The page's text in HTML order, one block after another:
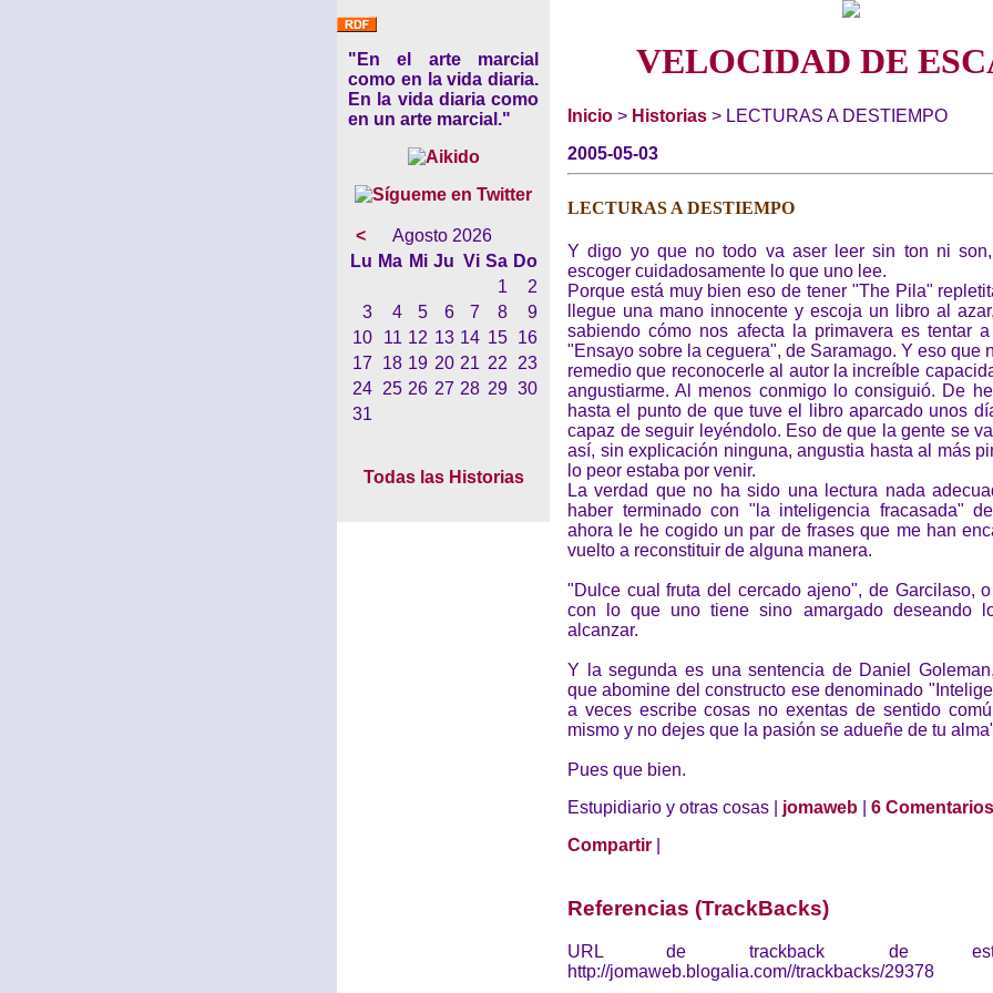
"En el arte marcial
como en la vida diaria.
En la vida diaria como
en un arte marcial."
<
Agosto 2026
Lu Ma Mi Ju Vi Sa Do
1
2
3
4 5 6 7 8
9
10
11 12 13 14 15
16
17
18 19 20 21 22
23
24
25 26 27 28 29 30
31
Todas las Historias
VELOCIDAD DE
Inicio > Historias > LECTURAS A DESTIEMPO
2005-05-03
LECTURAS A DESTIEMPO
Y digo yo que no todo va aser leer sin ton ni
escoger cuidadosamente lo que uno lee.
Porque está muy bien eso de tener "The Pila"
llegue una mano innocente y escoja un libro al
sabiendo cómo nos afecta la primavera es tentar
"Ensayo sobre la ceguera", de Saramago. Y eso que
remedio que reconocerle al autor la increíble
angustiarme. Al menos conmigo lo consiguió. De
hasta el punto de que tuve el libro aparcado unos
capaz de seguir leyéndolo. Eso de que la gente se
así, sin explicación ninguna, angustia hasta al más
lo peor estaba por venir.
La verdad que no ha sido una lectura nada
haber terminado con "la inteligencia fracasada"
ahora le he cogido un par de frases que me han
vuelto a reconstituir de alguna manera.
"Dulce cual fruta del cercado ajeno", de Garcilaso,
con lo que uno tiene sino amargado deseando
alcanzar.
Y la segunda es una sentencia de Daniel
que abomine del constructo ese denominado
a veces escribe cosas no exentas de sentido
mismo y no dejes que la pasión se adueñe de tu
Pues que bien.
Estupidiario y otras cosas | jomaweb
6 Comentarios
Compartir
Referencias (TrackBacks)
URL de trackback de
http://jomaweb.blogalia.com//trackbacks/29378